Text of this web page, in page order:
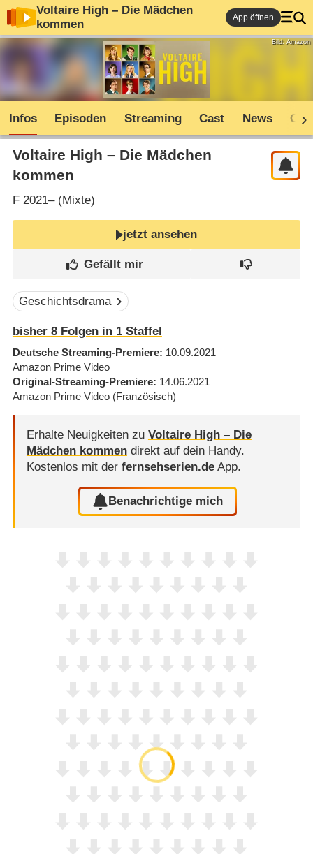
Voltaire High – Die Mädchen
kommen
App öffnen
Bild: Amazon
Infos Episoden Streaming Cast News
Voltaire High – Die Mädchen
kommen
F2021– (Mixte)
jetzt ansehen
Geschichtsdrama
bisher 8Folgen in 1Staffel
Deutsche Streaming-Premiere 10.09.2021
Amazon Prime Video
Original-Streaming-Premiere 14.06.2021
Amazon Prime Video (Französisch)
Erhalte Neuigkeiten zu Voltaire High – Die
Mädchen kommendirekt auf dein Handy.
Kostenlos mit der fernsehserien.deApp.
Benachrichtige mich